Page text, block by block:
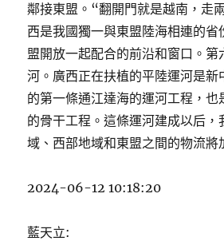
鄰接東盟。“翻開門就是越南，走
西是我國獨一與東盟陸海相連的省
盟開放一起配合的前沿和窗口。第
河。廣西正在扶植的平陸運河是新
的第一條通江達海的運河工程，也
的骨干工程。這條運河建成以后，
域、西部地域和東盟之間的物流將
2024-06-12 10:18:20
藍天立: